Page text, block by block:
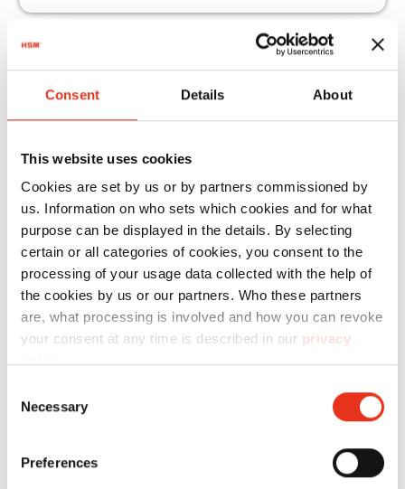
Consent Details About
This website uses cookies
Cookies are set by us or by partners commissioned by
us. Information on who sets which cookies and for what
purpose can be displayed in the details. By selecting
certain or all categories of cookies, you consent to the
processing of your usage data collected with the help of
the cookies by us or our partners. Who these partners
are, what processing is involved and how you can revoke
your consent at any time is described in our privacy
Selection
Necessary
Preferences
Aspectos destacados del
producto
Para que pueda utilizar los productos de HSM
sin ningún tipo de limitación, le ofrecemos el
material fungible adecuado.
Especificaciones
Quick-Link